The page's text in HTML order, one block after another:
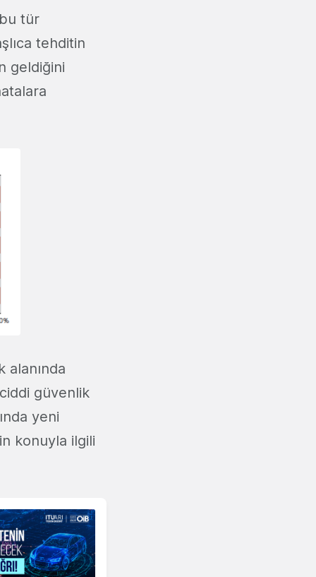
tür
tehditin
geldiğini
alanında
güvenlik
yeni
konuyla ilgili